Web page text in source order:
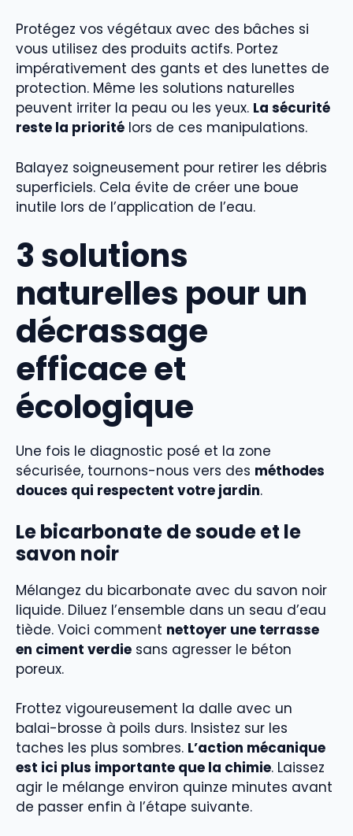
Protégez vos végétaux avec des bâches si
vous utilisez des produits actifs. Portez
impérativement des gants et des lunettes de
protection. Même les solutions naturelles
peuvent irriter la peau ou les yeux. La sécurité
reste la priorité lors de ces manipulations.
Balayez soigneusement pour retirer les débris
superficiels. Cela évite de créer une boue
inutile lors de l’application de l’eau.
3 solutions
naturelles pour un
décrassage
efficace et
écologique
Une fois le diagnostic posé et la zone
sécurisée, tournons-nous vers des méthodes
douces qui respectent votre jardin.
Le bicarbonate de soude et le
savon noir
Mélangez du bicarbonate avec du savon noir
liquide. Diluez l’ensemble dans un seau d’eau
tiède. Voici comment nettoyer une terrasse
en ciment verdie sans agresser le béton
poreux.
Frottez vigoureusement la dalle avec un
balai-brosse à poils durs. Insistez sur les
taches les plus sombres. L’action mécanique
est ici plus importante que la chimie. Laissez
agir le mélange environ quinze minutes avant
de passer enfin à l’étape suivante.